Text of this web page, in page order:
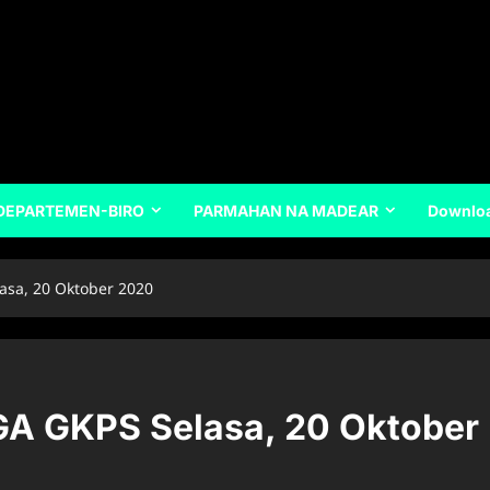
BIRO PARMAHAN NA MADEAR
20 Oktober 2020
GKPS Selasa, 20 Oktober